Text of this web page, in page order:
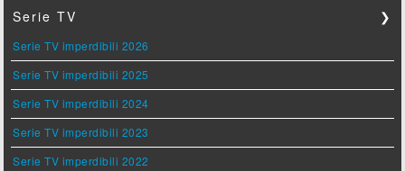
Serie TV ❯
Serie TV imperdibili 2026
Serie TV imperdibili 2025
Serie TV imperdibili 2024
Serie TV imperdibili 2023
Serie TV imperdibili 2022